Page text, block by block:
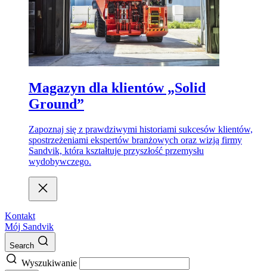
Magazyn dla klientów „Solid
Ground”
Zapoznaj się z prawdziwymi historiami sukcesów klientów,
spostrzeżeniami ekspertów branżowych oraz wizją firmy
Sandvik, która kształtuje przyszłość przemysłu
wydobywczego.
Kontakt
Mój Sandvik
Search
Wyszukiwanie